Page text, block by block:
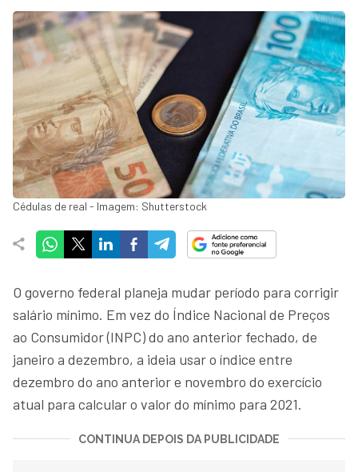
Cédulas de real - Imagem: Shutterstock
O governo federal planeja mudar período para corrigir
salário mínimo. Em vez do Índice Nacional de Preços
ao Consumidor (INPC) do ano anterior fechado, de
janeiro a dezembro, a ideia usar o índice entre
dezembro do ano anterior e novembro do exercício
atual para calcular o valor do mínimo para 2021.
CONTINUA DEPOIS DA PUBLICIDADE